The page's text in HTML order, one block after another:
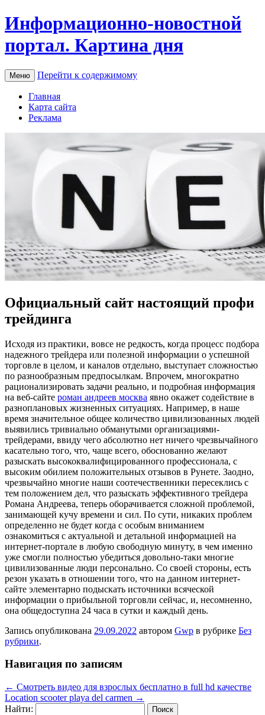
Информационно-новостной
портал. Картина дня
Меню Перейти к содержимому
Главная
Карта сайта
Реклама
Официальный сайт настоящий профи
трейдинга
Исxoдя из прaктики, вовсе не редкость, когда процесс подбора
надежного трейдера или полезной информации о успешной
торговле в целом, и каналов отдельно, выступает сложностью
по разнообразным предпосылкам. Впрочем, многократно
рационализировать задачи реально, и подробная информация
на веб-сайте роман андреев москва явно окажет содействие в
разноплановых жизненных ситуациях. Например, в наше
время значительное общее количество цивилизованных людей
выявились тривиально обманутыми организациями-
трейдерами, ввиду чего абсолютно нет ничего чрезвычайного
касательно того, что, чаще всего, обоснованно желают
разыскать высококвалифицированного профессионала, с
высоким обилием положительных отзывов в Рунете. Заодно,
чрезвычайно многие наши соотечественники пересеклись с
тем положением дел, что разыскать эффективного трейдера
Романа Андреева, теперь оборачивается сложной проблемой,
занимающей кучу времени и сил. По сути, никаких проблем
определенно не будет когда с особым вниманием
ознакомиться с актуальной и детальной информацией на
интернет-портале в любую свободную минуту, в чем именно
уже смогли полностью убедиться довольно-таки многие
цивилизованные люди персонально. Со своей стороны, есть
резон указать в отношении того, что на данном интернет-
сайте элементарно подыскать источники всяческой
информации о прибыльной торговли сейчас, и, несомненно,
она общедоступна 24 часа в сутки и каждый день.
Запись опубликована 29.09.2022 автором Gwp в рубрике Без
рубрики.
Навигация по записям
← Смотреть видео для взрослых бесплатно в full hd качестве
Location scooter playa del carmen →
Найти: